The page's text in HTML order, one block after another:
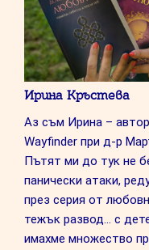
Ирина Кръстева
Аз съм Ирина –
Wayfinder при д-р
Пътят ми до тук не
панически атаки,
през серия от
тежък развод… с
имахме множество